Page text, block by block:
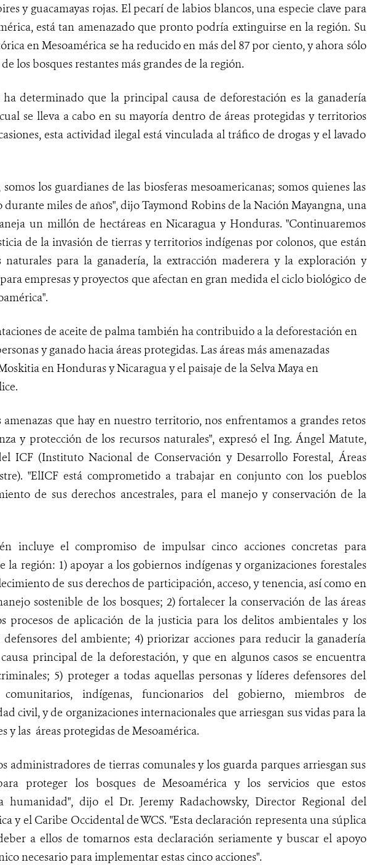
y guacamayas rojas. El pecarí de labios blancos, una especie clave para
está tan amenazado que pronto podría extinguirse en la región. Su
en Mesoamérica se ha reducido en más del 87 por ciento, y ahora sólo
los bosques restantes más grandes de la región.
determinado que la principal causa de deforestación es la ganadería
se lleva a cabo en su mayoría dentro de áreas protegidas y territorios
esta actividad ilegal está vinculada al tráfico de drogas y el lavado
los guardianes de las biosferas mesoamericanas; somos quienes las
miles de años", dijo Taymond Robins de la Nación Mayangna, una
un millón de hectáreas en Nicaragua y Honduras. "Continuaremos
de la invasión de tierras y territorios indígenas por colonos, que están
naturales para la ganadería, la extracción maderera y la exploración y
empresas y proyectos que afectan en gran medida el ciclo biológico de
de aceite de palma también ha contribuido a la deforestación en
y ganado hacia áreas protegidas. Las áreas más amenazadas
en Honduras y Nicaragua y el paisaje de la Selva Maya en
que hay en nuestro territorio, nos enfrentamos a grandes retos
y protección de los recursos naturales", expresó el Ing. Ángel Matute,
ICF (Instituto Nacional de Conservación y Desarrollo Forestal, Áreas
"ElICF está comprometido a trabajar en conjunto con los pueblos
de sus derechos ancestrales, para el manejo y conservación de la
incluye el compromiso de impulsar cinco acciones concretas para
la región: 1) apoyar a los gobiernos indígenas y organizaciones forestales
de sus derechos de participación, acceso, y tenencia, así como en
sostenible de los bosques; 2) fortalecer la conservación de las áreas
procesos de aplicación de la justicia para los delitos ambientales y los
del ambiente; 4) priorizar acciones para reducir la ganadería
principal de la deforestación, y que en algunos casos se encuentra
5) proteger a todas aquellas personas y líderes defensores del
indígenas, funcionarios del gobierno, miembros de
civil, y de organizaciones internacionales que arriesgan sus vidas para la
y las áreas protegidas de Mesoamérica.
administradores de tierras comunales y los guarda parques arriesgan sus
proteger los bosques de Mesoamérica y los servicios que estos
humanidad", dijo el Dr. Jeremy Radachowsky, Director Regional del
y el Caribe Occidental de WCS. "Esta declaración representa una súplica
a ellos de tomarnos esta declaración seriamente y buscar el apoyo
necesario para implementar estas cinco acciones".